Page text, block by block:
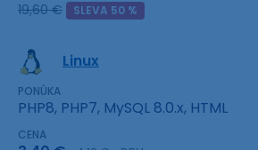
19,60 € SLEVA 50 %
Linux
PONÚKA
PHP8, PHP7, MySQL 8.0.x, HTML
CENA